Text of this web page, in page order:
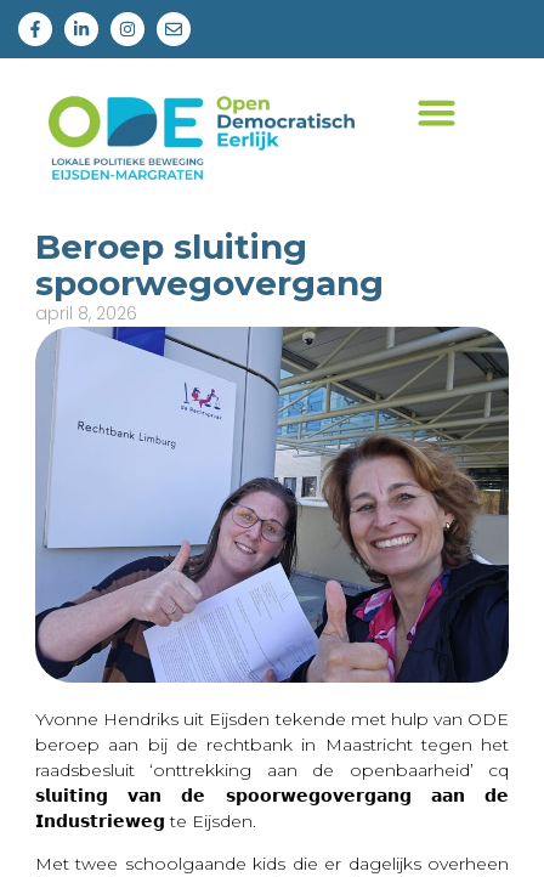
Beroep sluiting
spoorwegovergang
april 8, 2026
Yvonne Hendriks uit Eijsden tekende met hulp van ODE
beroep aan bij de rechtbank in Maastricht tegen het
raadsbesluit ‘onttrekking aan de openbaarheid’ cq
𝘀𝗹𝘂𝗶𝘁𝗶𝗻𝗴 𝘃𝗮𝗻 𝗱𝗲 𝘀𝗽𝗼𝗼𝗿𝘄𝗲𝗴𝗼𝘃𝗲𝗿𝗴𝗮𝗻𝗴 𝗮𝗮𝗻 𝗱𝗲
𝗜𝗻𝗱𝘂𝘀𝘁𝗿𝗶𝗲𝘄𝗲𝗴 te Eijsden.
Met twee schoolgaande kids die er dagelijks overheen